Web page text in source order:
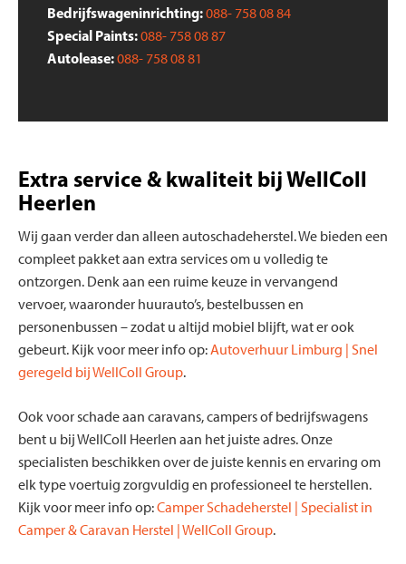
Bedrijfswageninrichting:088- 758 08 84
Special Paints:088- 758 08 87
Autolease:088- 758 08 81
Extra service & kwaliteit bij WellColl
Heerlen
Wij gaan verder dan alleen autoschadeherstel. We bieden een
compleet pakket aan extra services om u volledig te
ontzorgen. Denk aan een ruime keuze in vervangend
vervoer, waaronder huurauto’s, bestelbussen en
personenbussen – zodat u altijd mobiel blijft, wat er ook
gebeurt. Kijk voor meer info op: Autoverhuur Limburg | Snel
geregeld bij WellColl Group.
Ook voor schade aan caravans, campers of bedrijfswagens
bent u bij WellColl Heerlen aan het juiste adres. Onze
specialisten beschikken over de juiste kennis en ervaring om
elk type voertuig zorgvuldig en professioneel te herstellen.
Kijk voor meer info op:Camper Schadeherstel | Specialist in
Camper & Caravan Herstel | WellColl Group.